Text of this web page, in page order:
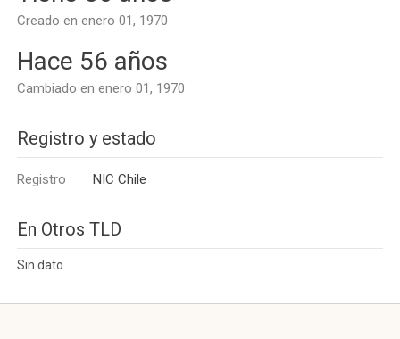
Creado en enero 01, 1970
Hace 56 años
Cambiado en enero 01, 1970
Registro y estado
Registro NIC Chile
En Otros TLD
Sin dato